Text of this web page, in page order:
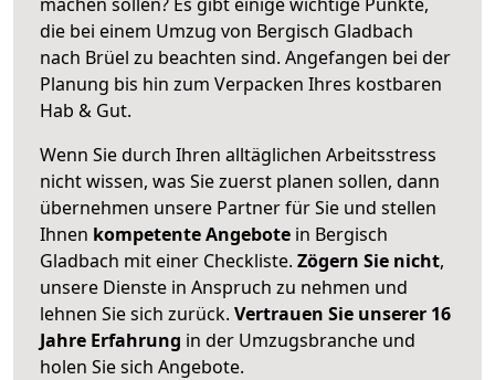
die bei einem Umzug von Bergisch Gladbach
nach Brüel zu beachten sind. Angefangen bei der
Planung bis hin zum Verpacken Ihres kostbaren
Hab & Gut.
Wenn Sie durch Ihren alltäglichen Arbeitsstress
nicht wissen, was Sie zuerst planen sollen, dann
übernehmen unsere Partner für Sie und stellen
Ihnen kompetente Angebote in Bergisch
Gladbach mit einer Checkliste. Zögern Sie nicht,
unsere Dienste in Anspruch zu nehmen und
lehnen Sie sich zurück. Vertrauen Sie unserer 16
Jahre Erfahrung in der Umzugsbranche und
holen Sie sich Angebote.